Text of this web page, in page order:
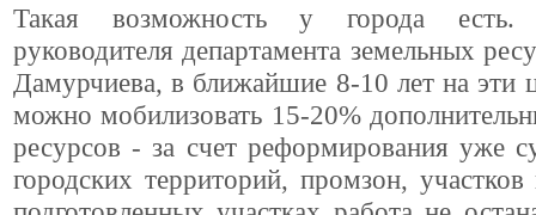
Такая возможность у города
руководителя департамента земельных
Дамурчиева, в ближайшие 8-10 лет на эти
можно мобилизовать 15-20%
ресурсов - за счет реформирования уже
городских территорий, промзон,